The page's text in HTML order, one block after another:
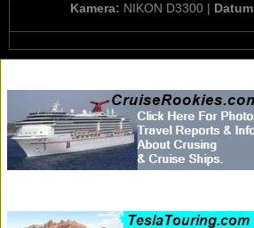
Kamera: NIKON D3300 |